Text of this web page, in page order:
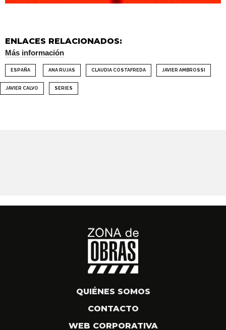
ENLACES RELACIONADOS:
Más información
ESPAÑA ANA RUJAS CLAUDIA COSTAFREDA JAVIER AMBROSSI
JAVIER CALVO SERIES
QUIÉNES SOMOS
CONTACTO
WEB CORPORATIVA